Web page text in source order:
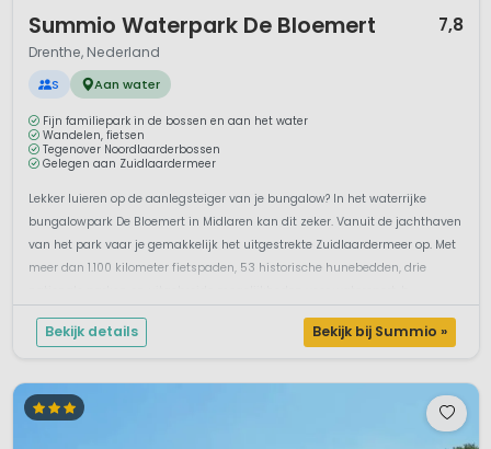
Summio Waterpark De Bloemert 7,8
Drenthe, Nederland
S Aan water
Fijn familiepark in de bossen en aan het water
Wandelen, fietsen
Tegenover Noordlaarderbossen
Gelegen aan Zuidlaardermeer
Lekker luieren op de aanlegsteiger van je bungalow? In het waterrijke
bungalowpark De Bloemert in Midlaren kan dit zeker. Vanuit de jachthaven
van het park vaar je gemakkelijk het uitgestrekte Zuidlaardermeer op. Met
meer dan 1.100 kilometer fietspaden, 53 historische hunebedden, drie
Bekijk details Bekijk bij Summio »